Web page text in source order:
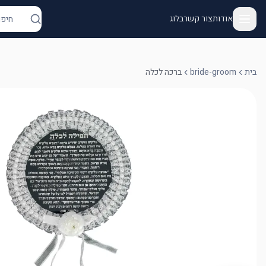
אודותצור קשרבלוג
בית bride-groom ברכה לכלה